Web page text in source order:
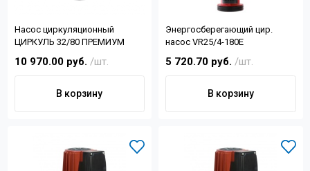
Насос циркуляционный
ЦИРКУЛЬ 32/80 ПРЕМИУМ
10 970.00 руб. /шт.
В корзину
Энергосберегающий цир.
насос VR25/4-180Е
5 720.70 руб. /шт.
В корзину